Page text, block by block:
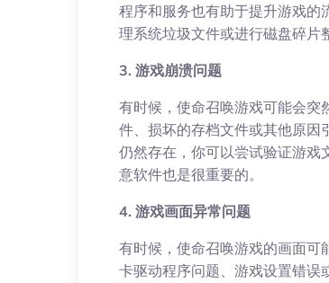
程序和服务也有助于提升游戏的
理系统垃圾文件或进行磁盘碎片
3. 游戏崩溃问题
有时候，使命召唤游戏可能会突
件、损坏的存档文件或其他原因
仍然存在，你可以尝试验证游戏
意软件也是很重要的。
4. 游戏画面异常问题
有时候，使命召唤游戏的画面可
卡驱动程序问题、游戏设置错误